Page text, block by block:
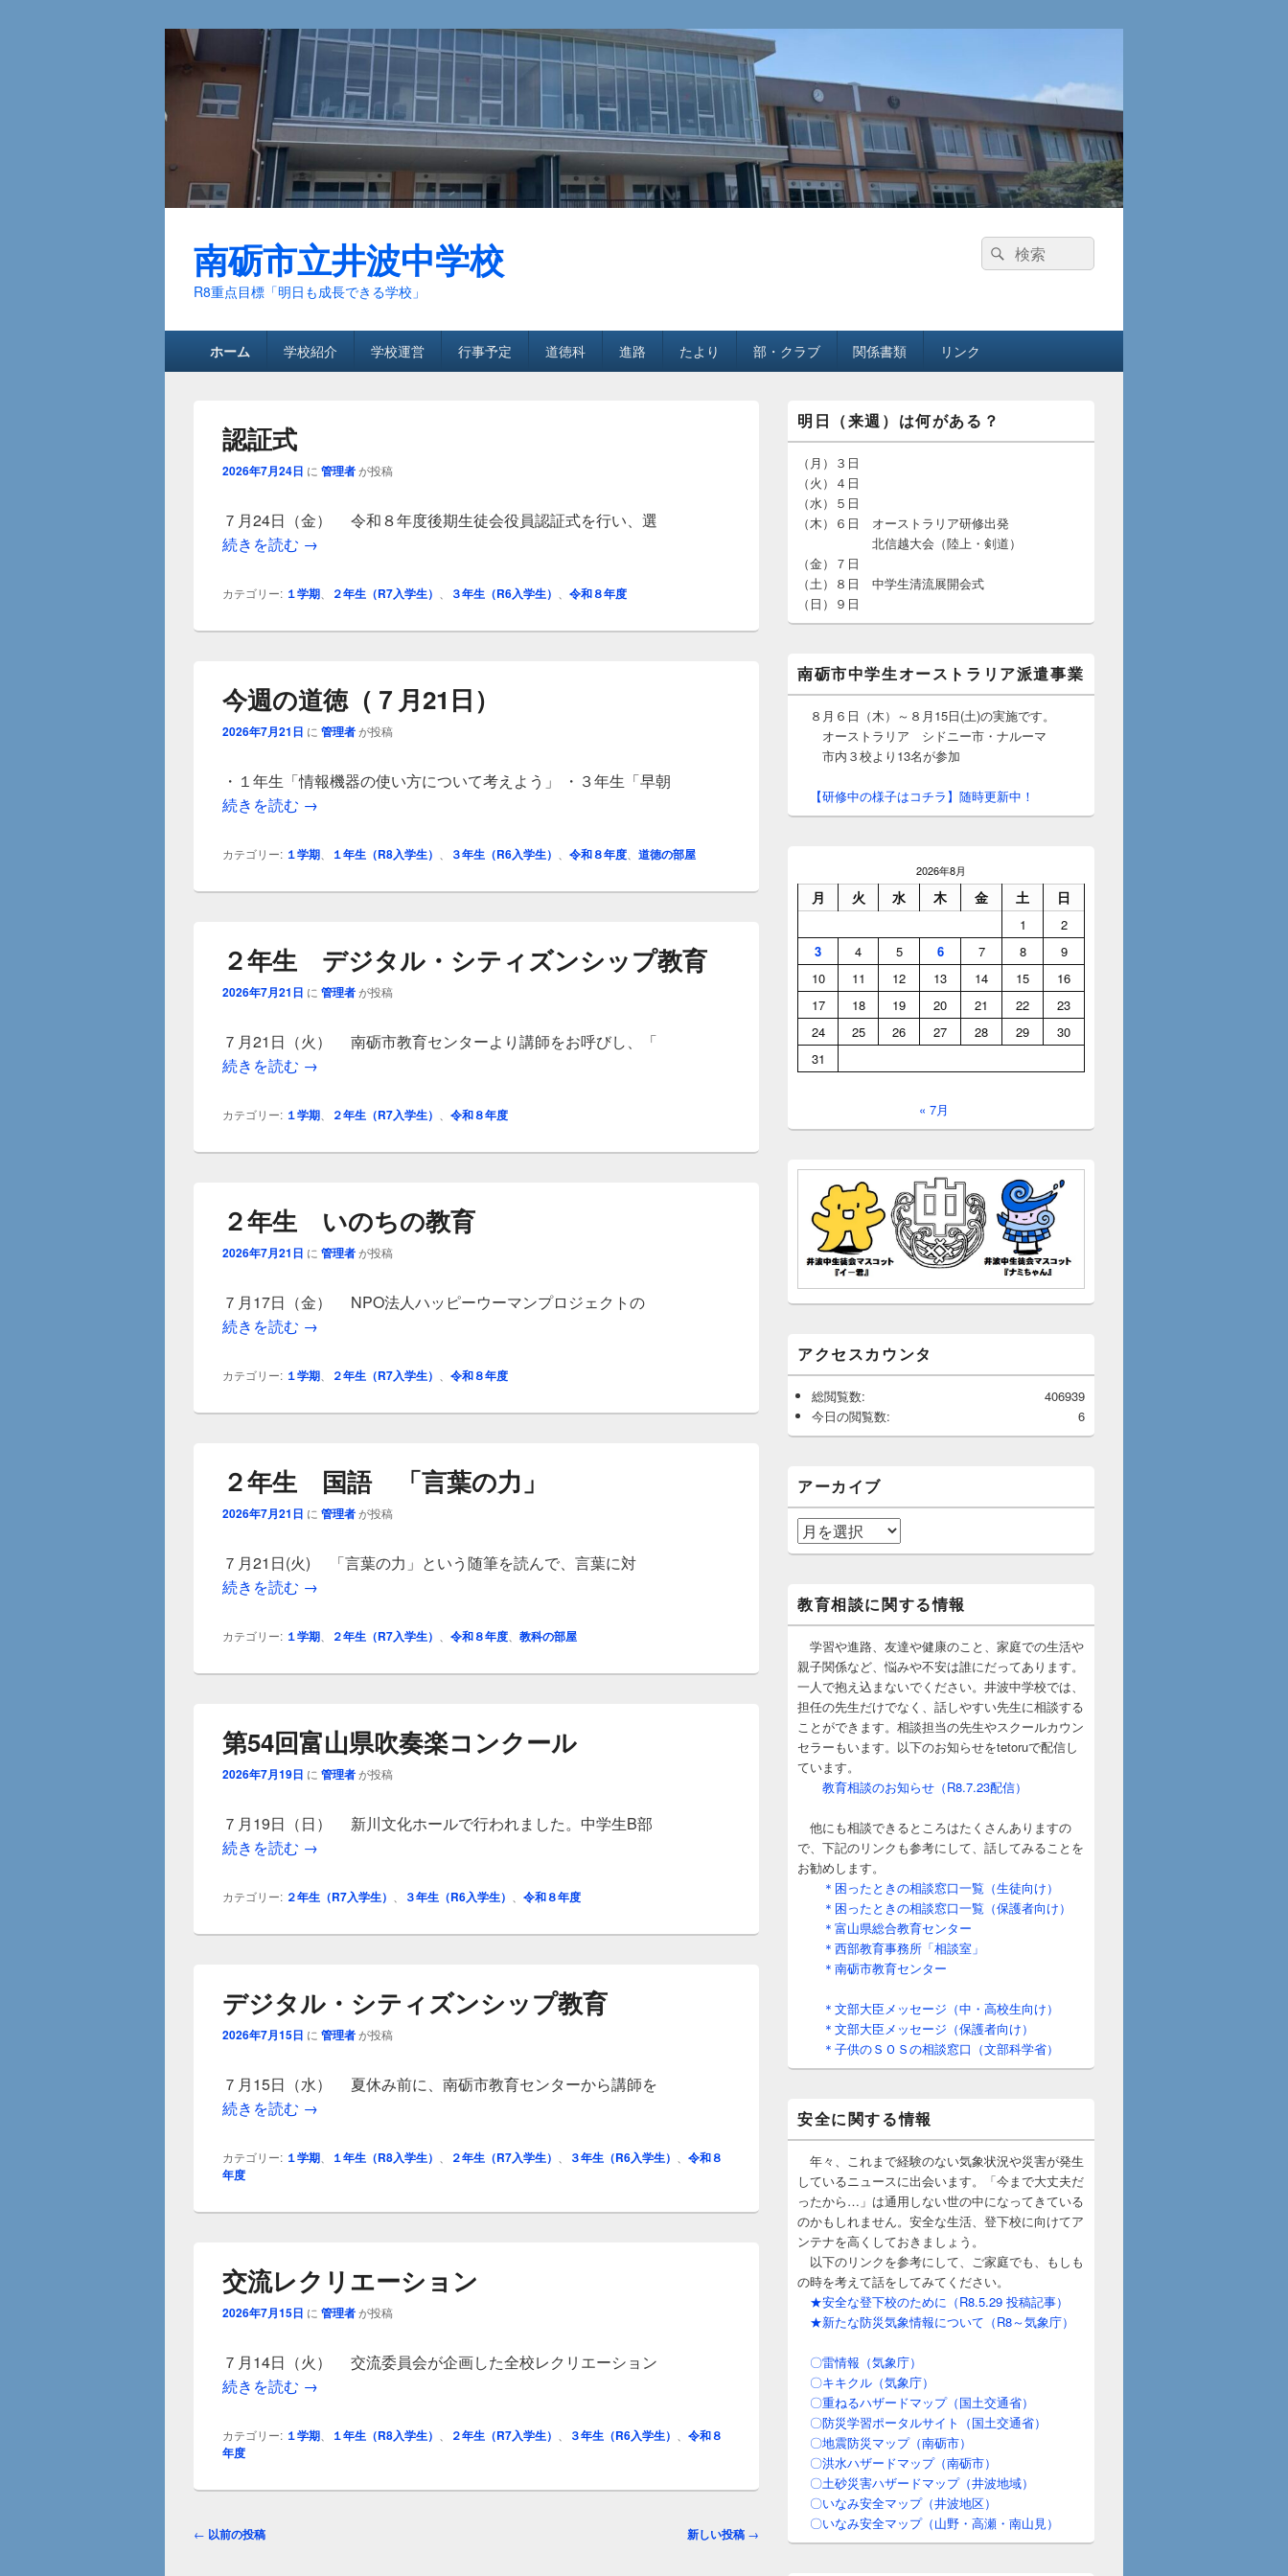
南砺市立井波中学校
R8重点目標「明日も成長できる学校」
検
索:
検
索
ホーム 学校紹介 学校運営 行事予定 道徳科 進路 たより 部・クラブ 関係書類 リンク
認証式
2026年7月24日 に 管理者が投稿
７月24日（金） 令和８年度後期生徒会役員認証式を行い、選
続きを読む 認証式
→
カテゴリー: １学期 ２年生（R7入学生） ３年生（R6入学生） 令和８年度
今週の道徳（７月21日）
2026年7月21日 に 管理者が投稿
・１年生「情報機器の使い方について考えよう」 ・３年生「早朝
続きを読む 今週の道徳（７月21日）
→
カテゴリー: １学期 １年生（R8入学生） ３年生（R6入学生） 令和８年度 道徳の部屋
２年生 デジタル・シティズンシップ教育
2026年7月21日 に 管理者が投稿
７月21日（火） 南砺市教育センターより講師をお呼びし、「
続きを読む ２年生 デジタル・シティズンシップ教育
→
カテゴリー: １学期 ２年生（R7入学生） 令和８年度
２年生 いのちの教育
2026年7月21日 に 管理者が投稿
７月17日（金） NPO法人ハッピーウーマンプロジェクトの
続きを読む ２年生 いのちの教育
→
カテゴリー: １学期 ２年生（R7入学生） 令和８年度
２年生 国語 「言葉の力」
2026年7月21日 に 管理者が投稿
７月21日(火) 「言葉の力」という随筆を読んで、言葉に対
続きを読む ２年生 国語 「言葉の力」
→
カテゴリー: １学期 ２年生（R7入学生） 令和８年度 教科の部屋
第54回富山県吹奏楽コンクール
2026年7月19日 に 管理者が投稿
７月19日（日） 新川文化ホールで行われました。中学生B部
続きを読む 第54回富山県吹奏楽コンクール
→
カテゴリー: ２年生（R7入学生） ３年生（R6入学生） 令和８年度
デジタル・シティズンシップ教育
2026年7月15日 に 管理者が投稿
７月15日（水） 夏休み前に、南砺市教育センターから講師を
続きを読む デジタル・シティズンシップ教育
→
カテゴリー: １学期 １年生（R8入学生） ２年生（R7入学生） ３年生（R6入学生）
令和８
年度
交流レクリエーション
2026年7月15日 に 管理者が投稿
７月14日（火） 交流委員会が企画した全校レクリエーション
続きを読む 交流レクリエーション
→
カテゴリー: １学期 １年生（R8入学生） ２年生（R7入学生） ３年生（R6入学生）
令和８
年度
投← 以前の投稿 新しい投稿 →
イ
ン
リ
ア
明日（来週）は何がある？
（月）３日
（火）４日
（水）５日
（木）６日 オーストラリア研修出発
北信越大会（陸上・剣道）
（金）７日
（土）８日 中学生清流展開会式
（日）９日
南砺市中学生オーストラリア派遣事業
８月６日（木）～８月15日(土)の実施です。
オーストラリア シドニー市・ナルーマ
市内３校より13名が参加
【研修中の様子はコチラ】随時更新中！
2026年8月
月 火 水 木 金 土 日
1
2
3
4 5 6 7 8
9
10
11 12 13 14 15
16
17
18 19 20 21 22
23
24
25 26 27 28 29
30
31
« 7月
アクセスカウンタ
406939
総閲覧数:
6
今日の閲覧数:
アーカイブ
ア
ー
ブ
教育相談に関する情報
学習や進路、友達や健康のこと、家庭での生活や
親子関係など、悩みや不安は誰にだってあります。
一人で抱え込まないでください。井波中学校では、
担任の先生だけでなく、話しやすい先生に相談する
ことができます。相談担当の先生やスクールカウン
セラーもいます。以下のお知らせをtetoruで配信し
ています。
教育相談のお知らせ（R8.7.23配信）
他にも相談できるところはたくさんありますの
で、下記のリンクも参考にして、話してみることを
お勧めします。
＊困ったときの相談窓口一覧（生徒向け）
＊困ったときの相談窓口一覧（保護者向け）
＊富山県総合教育センター
＊西部教育事務所「相談室」
＊南砺市教育センター
＊文部大臣メッセージ（中・高校生向け）
＊文部大臣メッセージ（保護者向け）
＊子供のＳＯＳの相談窓口（文部科学省）
安全に関する情報
年々、これまで経験のない気象状況や災害が発生
しているニュースに出会います。「今まで大丈夫だ
ったから…」は通用しない世の中になってきている
のかもしれません。安全な生活、登下校に向けてア
ンテナを高くしておきましょう。
以下のリンクを参考にして、ご家庭でも、もしも
の時を考えて話をしてみてください。
★安全な登下校のために（R8.5.29 投稿記事）
★新たな防災気象情報について（R8～気象庁）
〇雷情報（気象庁）
〇キキクル（気象庁）
〇重ねるハザードマップ（国土交通省）
〇防災学習ポータルサイト（国土交通省）
〇地震防災マップ（南砺市）
〇洪水ハザードマップ（南砺市）
〇土砂災害ハザードマップ（井波地域）
〇いなみ安全マップ（井波地区）
〇いなみ安全マップ（山野・高瀬・南山見）